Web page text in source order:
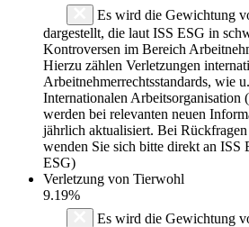
Es wird die Gewichtung
dargestellt, die laut ISS ESG in
Kontroversen im Bereich
Hierzu zählen Verletzungen
Arbeitnehmerrechtsstandards, wie
Internationalen
werden bei relevanten neuen
jährlich aktualisiert. Bei
wenden Sie sich bitte direkt an ISS
ESG)
Verletzung von Tierwohl
9.19%
Es wird die Gewichtung